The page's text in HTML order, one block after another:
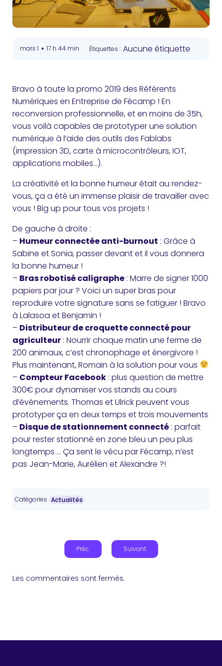
mars 1 • 17 h 44 min Étiquettes : Aucune étiquette
Bravo à toute la promo 2019 des Référents
Numériques en Entreprise de Fécamp ! En
reconversion professionnelle, et en moins de 35h,
vous voilà capables de prototyper une solution
numérique à l’aide des outils des Fablabs
(impression 3D, carte à microcontrôleurs, IOT,
applications mobiles…).
La créativité et la bonne humeur était au rendez-
vous, ça a été un immense plaisir de travailler avec
vous ! Big up pour tous vos projets !
De gauche à droite :
– Humeur connectée anti-burnout : Grâce à
Sabine et Sonia, passer devant et il vous donnera
la bonne humeur !
– Bras robotisé caligraphe : Marre de signer 1000
papiers par jour ? Voici un super bras pour
reproduire votre signature sans se fatiguer ! Bravo
à Lalasoa et Benjamin !
– Distributeur de croquette connecté pour
agriculteur : Nourrir chaque matin une ferme de
200 animaux, c’est chronophage et énergivore !
Plus maintenant, Romain à la solution pour vous
– Compteur Facebook : plus question de mettre
300€ pour dynamiser vos stands au cours
d’événements. Thomas et Ulrick peuvent vous
prototyper ça en deux temps et trois mouvements
– Disque de stationnement connecté : parfait
pour rester stationné en zone bleu un peu plus
longtemps … Ça sent le vécu par Fécamp, n’est
pas Jean-Marie, Aurélien et Alexandre ?!
Catégories Actualités
Préc. Suivant
Les commentaires sont fermés.